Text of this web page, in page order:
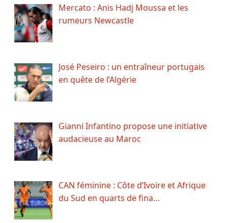
Mercato : Anis Hadj Moussa et les
rumeurs Newcastle
José Peseiro : un entraîneur portugais
en quête de l’Algérie
Gianni Infantino propose une initiative
audacieuse au Maroc
CAN féminine : Côte d’Ivoire et Afrique
du Sud en quarts de fina…